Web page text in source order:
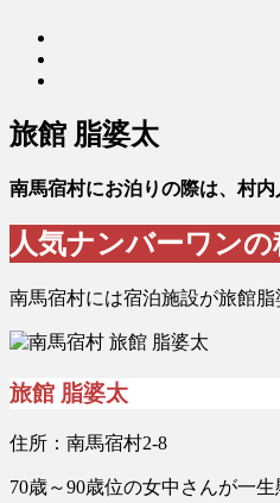
旅館 脂婆太
南馬宿村にお泊りの際は、村
人気ナンバーワンの
南馬宿村には宿泊施設が旅館
旅館 脂婆太
住所：南馬宿村2-8
70歳～90歳位の女中さんが一